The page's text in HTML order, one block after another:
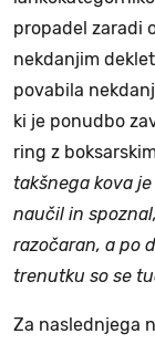
propadel zaradi
nekdanjim
povabila
ki je ponudbo
ring z
takšnega kova
naučil in
razočaran, a po
trenutku so se
Za naslednjega